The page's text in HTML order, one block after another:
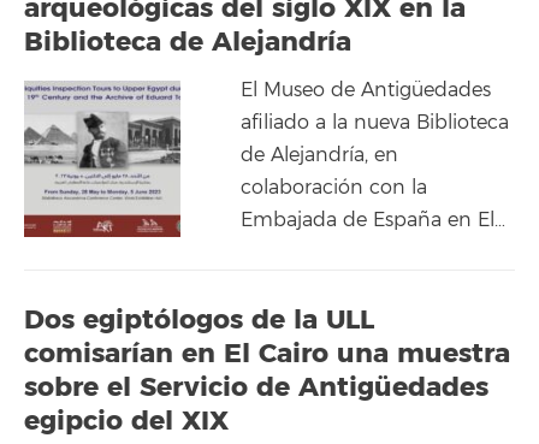
arqueológicas del siglo XIX en la
Biblioteca de Alejandría
El Museo de Antigüedades
afiliado a la nueva Biblioteca
de Alejandría, en
colaboración con la
Embajada de España en El…
Dos egiptólogos de la ULL
comisarían en El Cairo una muestra
sobre el Servicio de Antigüedades
egipcio del XIX